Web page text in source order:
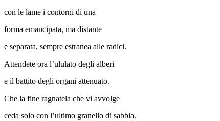
con le lame i contorni di una
forma emancipata, ma distante
e separata, sempre estranea alle radici.
Attendete ora l’ululato degli alberi
e il battito degli organi attenuato.
Che la fine ragnatela che vi avvolge
ceda solo con l’ultimo granello di sabbia.